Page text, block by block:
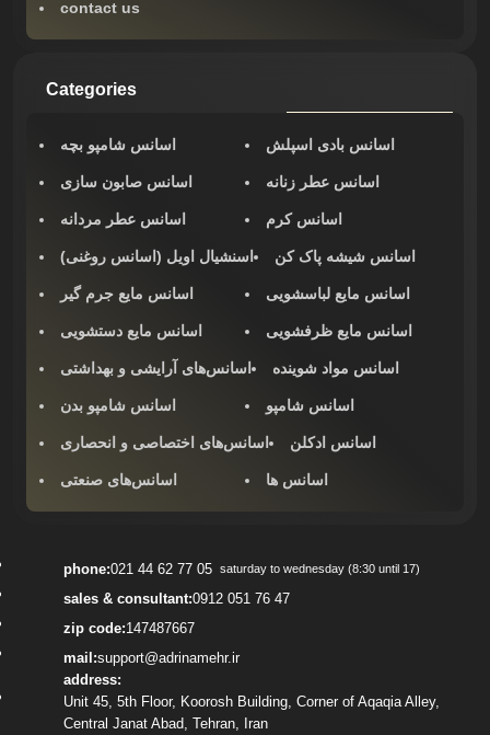
contact us
Categories
اسانس شامپو بچه اسانس بادی اسپلش
اسانس صابون سازی اسانس عطر زنانه
اسانس عطر مردانه اسانس کرم
اسنشیال اویل (اسانس روغنی) اسانس شیشه پاک کن
اسانس مایع جرم گیر اسانس مایع لباسشویی
اسانس مایع دستشویی اسانس مایع ظرفشویی
اسانس‌های آرایشی و بهداشتی اسانس مواد شوینده
اسانس شامپو بدن اسانس شامپو
اسانس‌های اختصاصی و انحصاری اسانس‌ ادکلن
اسانس‌های صنعتی اسانس ها
phone:021 44 62 77 05 saturday to wednesday (8:30 until 17)
sales & consultant:0912 051 76 47
zip code:147487667
mail:support@adrinamehr.ir
address:
Unit 45, 5th Floor, Koorosh Building, Corner of Aqaqia Alley,
Central Janat Abad, Tehran, Iran